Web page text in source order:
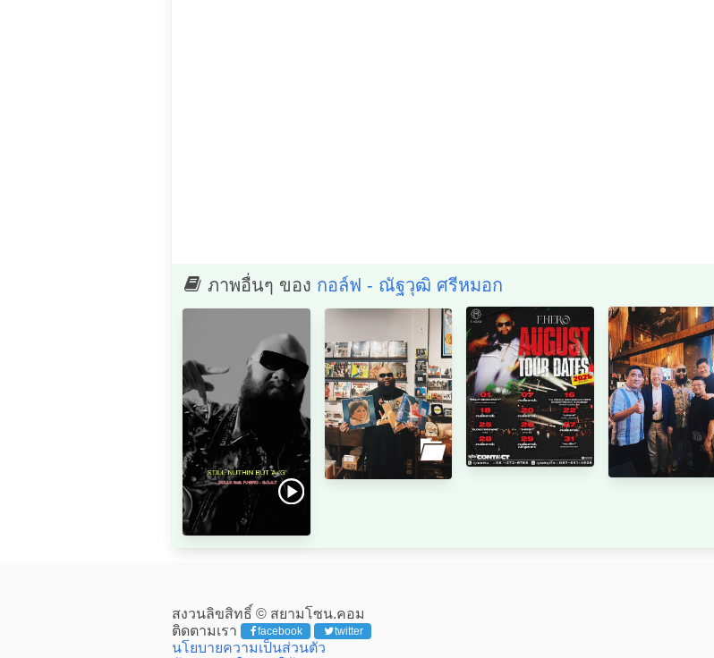
ภาพอื่นๆ ของ กอล์ฟ - ณัฐวุฒิ ศรีหมอก
สงวนลิขสิทธิ์ © สยามโซน.คอม
ติดตามเรา
facebook twitter
นโยบายความเป็นส่วนตัว